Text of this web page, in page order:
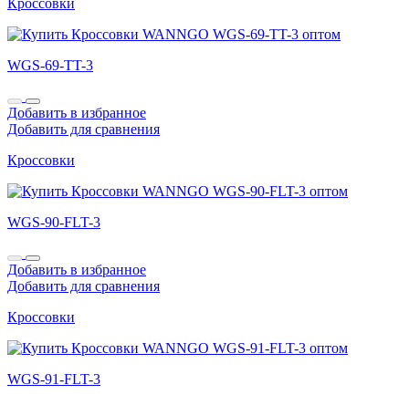
Кроссовки
WGS-69-TT-3
Добавить в избранное
Добавить для сравнения
Кроссовки
WGS-90-FLT-3
Добавить в избранное
Добавить для сравнения
Кроссовки
WGS-91-FLT-3